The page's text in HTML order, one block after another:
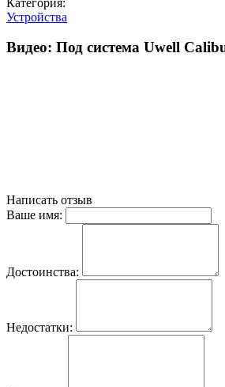
Устройства
Видео: Под система Uwell
Написать отзыв
Ваше имя:
Достоинства:
Недостатки: